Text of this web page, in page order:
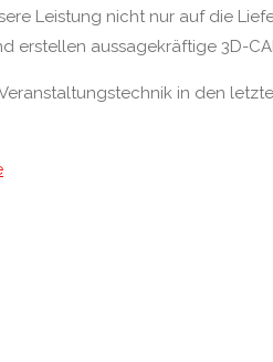
Leistung nicht nur auf die
erstellen aussage­kräftige 3D-
in den